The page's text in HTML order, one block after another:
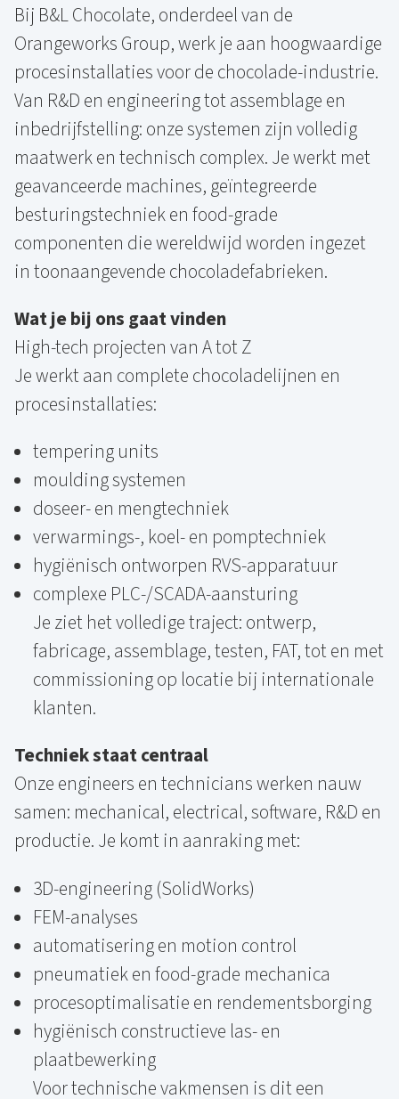
Bij B&L Chocolate, onderdeel van de
Orangeworks Group, werk je aan hoogwaardige
procesinstallaties voor de chocolade-industrie.
Van R&D en engineering tot assemblage en
inbedrijfstelling: onze systemen zijn volledig
maatwerk en technisch complex. Je werkt met
geavanceerde machines, geïntegreerde
besturingstechniek en food-grade
componenten die wereldwijd worden ingezet
in toonaangevende chocoladefabrieken.
Wat je bij ons gaat vinden
High-tech projecten van A tot Z
Je werkt aan complete chocoladelijnen en
procesinstallaties:
tempering units
moulding systemen
doseer- en mengtechniek
verwarmings-, koel- en pomptechniek
hygiënisch ontworpen RVS-apparatuur
complexe PLC-/SCADA-aansturing
Je ziet het volledige traject: ontwerp,
fabricage, assemblage, testen, FAT, tot en met
commissioning op locatie bij internationale
klanten.
Techniek staat centraal
Onze engineers en technicians werken nauw
samen: mechanical, electrical, software, R&D en
productie. Je komt in aanraking met:
3D-engineering (SolidWorks)
FEM-analyses
automatisering en motion control
pneumatiek en food-grade mechanica
procesoptimalisatie en rendementsborging
hygiënisch constructieve las- en
plaatbewerking
Voor technische vakmensen is dit een